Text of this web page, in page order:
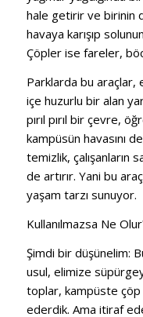
hale getirir ve birinin
havaya karışıp
Çöpler ise fareler,
Parklarda bu araçlar,
içe huzurlu bir alan
pırıl pırıl bir çevre,
kampüsün havasını
temizlik, çalışanların
de artırır. Yani bu
yaşam tarzı sunuyor.
Kullanılmazsa Ne
Şimdi bir düşünelim:
usul, elimize
toplar, kampüste
ederdik. Ama itiraf